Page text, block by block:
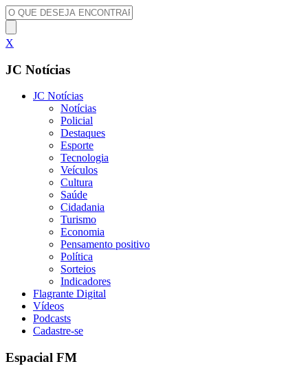
X
JC Notícias
JC Notícias
Notícias
Policial
Destaques
Esporte
Tecnologia
Veículos
Cultura
Saúde
Cidadania
Turismo
Economia
Pensamento positivo
Política
Sorteios
Indicadores
Flagrante Digital
Vídeos
Podcasts
Cadastre-se
Espacial FM